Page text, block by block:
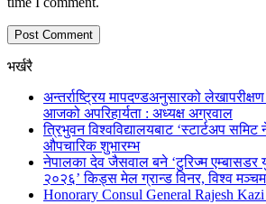
भर्खरै
अन्तर्राष्ट्रिय मापदण्डअनुसारको
आजको अपरिहार्यता : अध्यक्ष अग्रवाल
त्रिभुवन विश्वविद्यालयबाट ‘स्टार्टअप
औपचारिक शुभारम्भ
नेपालका देव जैसवाल बने ‘टुरिज्म एम्बासडर
२०२६’ किड्स मेल ग्रान्ड विनर, विश्व
Honorary Consul General Rajesh Kazi